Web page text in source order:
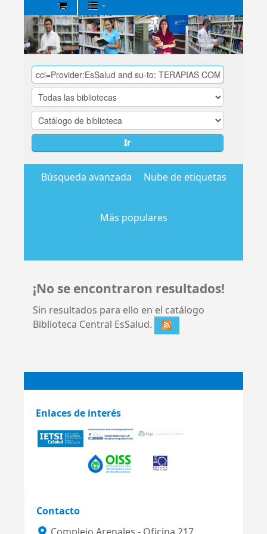
Biblioteca
Central
EsSalud
Ir
Búsqueda avanzada Nube de etiquetas
Más populares
¡No se encontraron resultados!
Sin resultados para ello en el catálogo
Biblioteca Central EsSalud.
Enlaces de interés
Contacto